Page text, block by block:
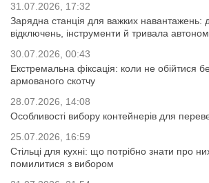
31.07.2026, 17:32
Зарядна станція для важких навантажень:
відключень, інструменти й тривала
30.07.2026, 00:43
Екстремальна фіксація: коли не обійтися
армованого скотчу
28.07.2026, 14:08
Особливості вибору контейнерів для
25.07.2026, 16:59
Стільці для кухні: що потрібно знати про
помилитися з вибором